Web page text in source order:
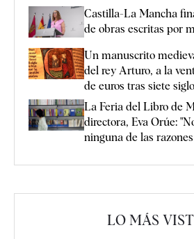
Castilla-La Mancha
de obras escritas por
Un manuscrito
del rey Arturo, a la
de euros tras siete
La Feria del Libro de
directora, Eva Orúe:
ninguna de las
LO MÁS